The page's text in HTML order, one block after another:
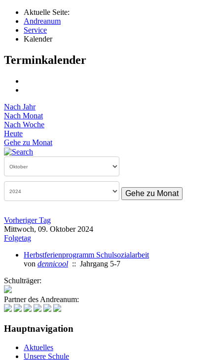
Aktuelle Seite:
Andreanum
Service
Kalender
Terminkalender
Nach Jahr
Nach Monat
Nach Woche
Heute
Gehe zu Monat
Gehe zu Monat
Vorheriger Tag
Mittwoch, 09. Oktober 2024
Folgetag
Herbstferienprogramm Schulsozialarbeit
von dennicool :: Jahrgang 5-7
Schulträger:
Partner des Andreanum:
Hauptnavigation
Aktuelles
Unsere Schule